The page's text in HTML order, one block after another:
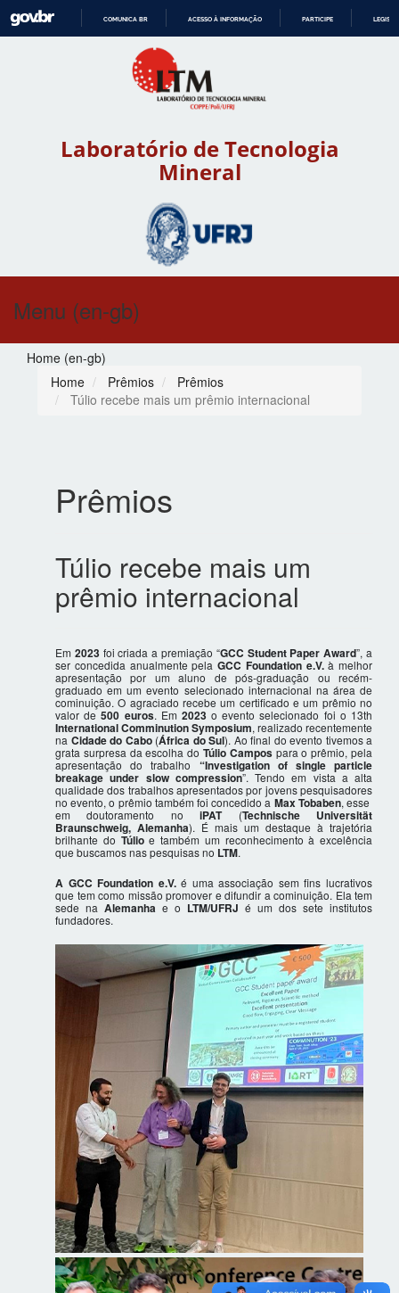
CONTEÚDO
COMUNICA BR ACESSO À INFORMAÇÃO PARTICIPE
Laboratório de Tecnologia
Mineral
Menu (en-gb)
Home (en-gb)
Home
Prêmios
Prêmios
Túlio recebe mais um prêmio internacional
Prêmios
Túlio recebe mais um
prêmio internacional
Em 2023foi criada a premiação “GCC Student Paper Award”, a
ser concedida anualmente pela GCC Foundation e.V.à melhor
apresentação por um aluno de pós-graduação ou recém-
graduado em um evento selecionado internacional na área de
cominuição. O agraciado recebe um certificado e um prêmio no
valor de500 euros. Em 2023o evento selecionado foi o 13th
International Comminution Symposium, realizado recentemente
na Cidade do Cabo(África do Sul). Ao final do evento tivemos a
grata surpresa da escolha do Túlio Campospara o prêmio, pela
apresentação do trabalho “Investigation of single particle
breakage under slow compression”. Tendo em vista a alta
qualidade dos trabalhos apresentados por jovens pesquisadores
no evento, o prêmio também foi concedido a Max Tobaben, esse
em doutoramento no iPAT(Technische Universität
Braunschweig, Alemanha). É mais um destaque à trajetória
brilhante do Túlioe também um reconhecimento à excelência
que buscamos nas pesquisas no LTM.
A GCC Foundation e.V.é uma associação sem fins lucrativos
que tem como missão promover e difundir a cominuição. Ela tem
sede na Alemanha e o LTM/UFRJ é um dos sete institutos
fundadores.